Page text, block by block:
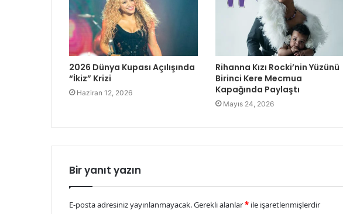
2026 Dünya Kupası Açılışında
“İkiz” Krizi
Haziran 12, 2026
Rihanna Kızı Rocki’nin Yüzünü
Birinci Kere Mecmua
Kapağında Paylaştı
Mayıs 24, 2026
Bir yanıt yazın
E-posta adresiniz yayınlanmayacak.Gerekli alanlar* ile işaretlenmişlerdir